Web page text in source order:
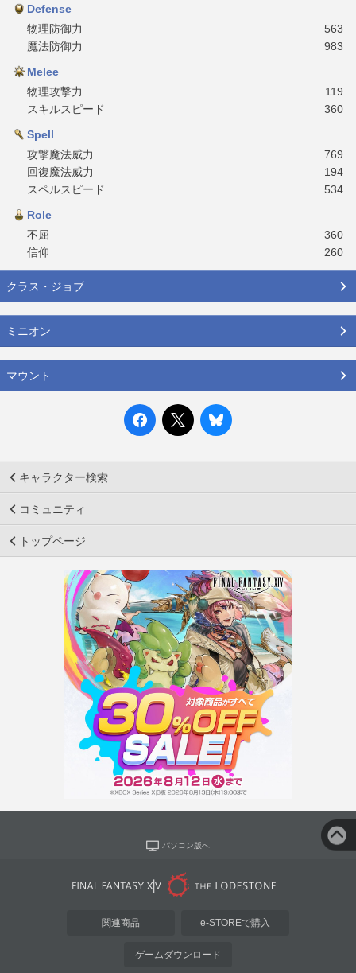
Defense
物理防御力
563
魔法防御力
983
Melee
物理攻撃力
119
スキルスピード
360
Spell
攻撃魔法威力
769
回復魔法威力
194
スペルスピード
534
Role
不屈
360
信仰
260
クラス・ジョブ
ミニオン
マウント
キャラクター検索
コミュニティ
トップページ
パソコン版へ
関連商品 e-STOREで購入
ゲームダウンロード